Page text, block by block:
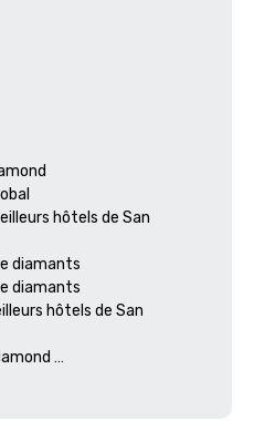
hôtels de San
diamants
diamants
hôtels de San